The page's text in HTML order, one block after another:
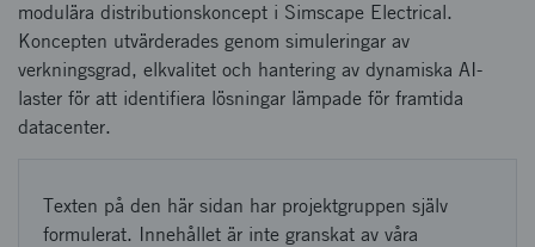
modulära distributionskoncept i Simscape Electrical.
Koncepten utvärderades genom simuleringar av
verkningsgrad, elkvalitet och hantering av dynamiska AI-
laster för att identifiera lösningar lämpade för framtida
datacenter.
Texten på den här sidan har projektgruppen själv
formulerat. Innehållet är inte granskat av våra